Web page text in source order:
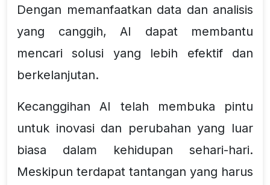
Dengan memanfaatkan data dan analisis
yang canggih, AI dapat membantu
mencari solusi yang lebih efektif dan
berkelanjutan.
Kecanggihan AI telah membuka pintu
untuk inovasi dan perubahan yang luar
biasa dalam kehidupan sehari-hari.
Meskipun terdapat tantangan yang harus